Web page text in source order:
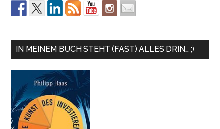
IN MEINEM BUCH STEHT (FAST) ALLES DRIN… ;)